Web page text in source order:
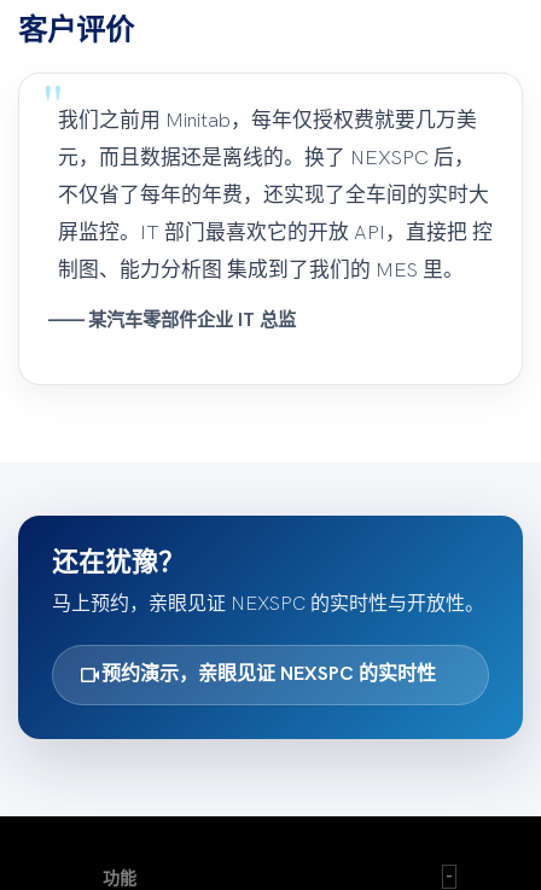
客户评价
我们之前用 Minitab，每年仅授权费就要几万美
元，而且数据还是离线的。换了 NEXSPC 后，
不仅省了每年的年费，还实现了全车间的实时大
屏监控。IT 部门最喜欢它的开放 API，直接把 控
制图、能力分析图 集成到了我们的 MES 里。
—— 某汽车零部件企业 IT 总监
还在犹豫？
马上预约，亲眼见证 NEXSPC 的实时性与开放性。
videocam预约演示，亲眼见证 NEXSPC 的实时性
功能